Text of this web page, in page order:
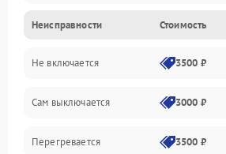
Механика
Неисправности Стоимость
Не включается 3500 ₽
Сам выключается 3000 ₽
Перегревается 3500 ₽